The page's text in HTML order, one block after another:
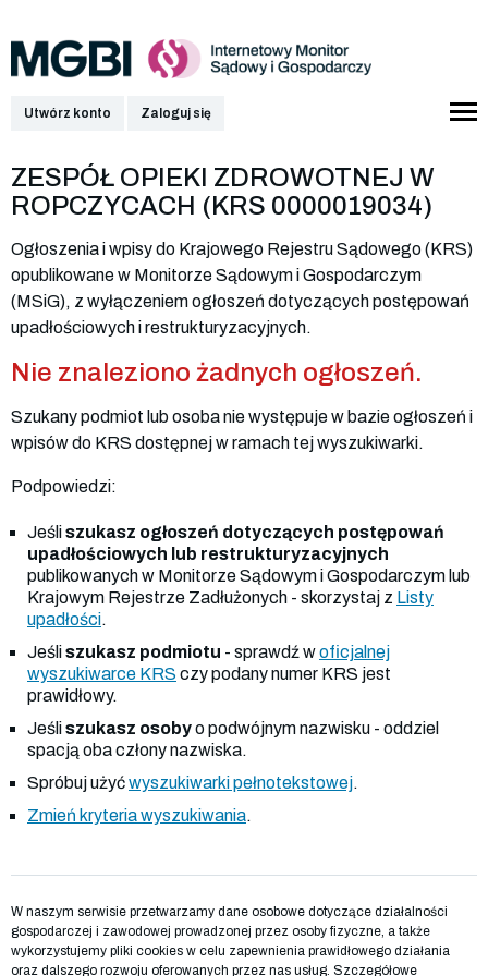
Utwórz konto Zaloguj się
ZESPÓŁ OPIEKI ZDROWOTNEJ W
ROPCZYCACH (KRS 0000019034)
Ogłoszenia i wpisy do Krajowego Rejestru Sądowego (KRS)
opublikowane w Monitorze Sądowym i Gospodarczym
(MSiG), z wyłączeniem ogłoszeń dotyczących postępowań
upadłościowych i restrukturyzacyjnych.
Nie znaleziono żadnych ogłoszeń.
Szukany podmiot lub osoba nie występuje w bazie ogłoszeń i
wpisów do KRS dostępnej w ramach tej wyszukiwarki.
Podpowiedzi:
Jeśliszukasz ogłoszeń dotyczących postępowań
upadłościowych lub restrukturyzacyjnych
publikowanych w Monitorze Sądowym i Gospodarczym lub
Krajowym Rejestrze Zadłużonych - skorzystaj z Listy
upadłości.
Jeśliszukasz podmiotu - sprawdź woficjalnej
wyszukiwarce KRS czy podany numer KRS jest
prawidłowy.
Jeśliszukasz osobyo podwójnym nazwisku - oddziel
spacją oba człony nazwiska.
Spróbuj użyćwyszukiwarki pełnotekstowej.
Zmień kryteria wyszukiwania.
W naszym serwisie przetwarzamy dane osobowe dotyczące działalności
gospodarczej i zawodowej prowadzonej przez osoby fizyczne, a także
wykorzystujemy pliki cookies w celu zapewnienia prawidłowego działania
oraz dalszego rozwoju oferowanych przez nas usług. Szczegółowe